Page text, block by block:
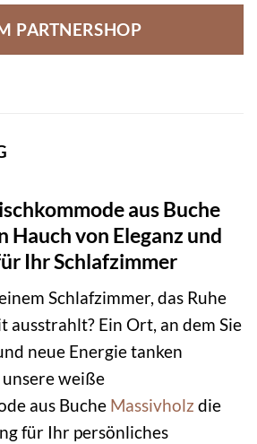
PARTNERSHOP
aus Buche
Hauch von Eleganz und
Ihr Schlafzimmer
Schlafzimmer, das Ruhe
ausstrahlt? Ein Ort, an dem Sie
neue Energie tanken
weiße
aus Buche Massivholz die
für Ihr persönliches